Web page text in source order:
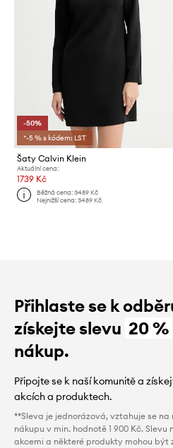
-50%
*-5 % s kódem: LST
Šaty Calvin Klein
Aktuální cena:
1739 Kč
Běžná cena:3489 Kč
Nejnižší cena:3489 Kč
Přihlaste se k
získejte slevu 20 %
nákup.
Připojte se k naší komunitě a
akcích a produktech.
**Sleva je jednorázová, vztahuje se
nákupu v min. hodnotě 1 900 Kč.
akcemi a některé produkty mohou být